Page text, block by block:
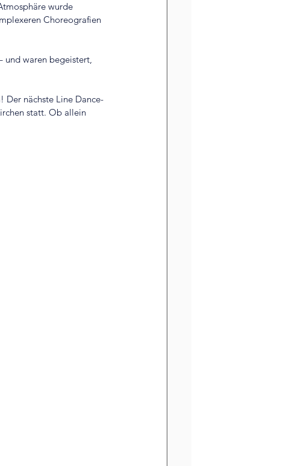
wurde
Choreografien
und waren begeistert,
Der nächste Line Dance-
statt. Ob allein